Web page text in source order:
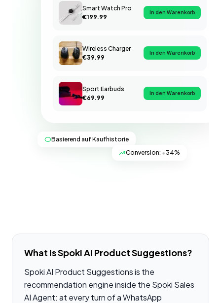
Smart Watch Pro
€199.99
In den Warenkorb
Wireless Charger
€39.99
In den Warenkorb
Sport Earbuds
€69.99
In den Warenkorb
Basierend auf Kaufhistorie
Conversion: +34%
What is Spoki AI Product Suggestions?
Spoki AI Product Suggestions is the
recommendation engine inside the Spoki Sales
AI Agent: at every turn of a WhatsApp